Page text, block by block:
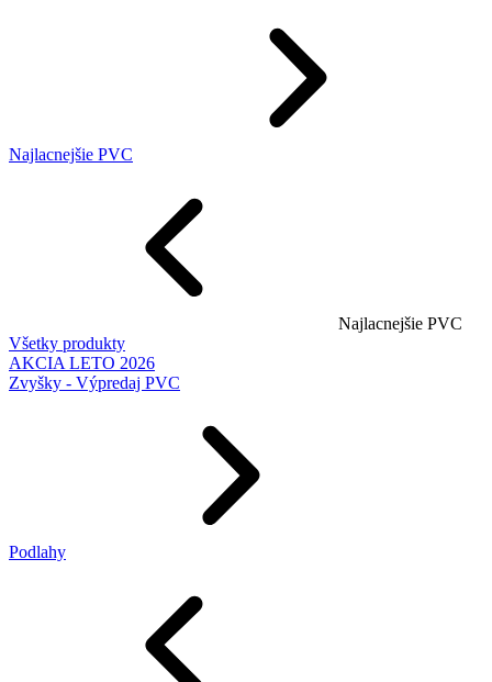
Najlacnejšie PVC
Najlacnejšie PVC
Všetky produkty
AKCIA LETO 2026
Zvyšky - Výpredaj PVC
Podlahy